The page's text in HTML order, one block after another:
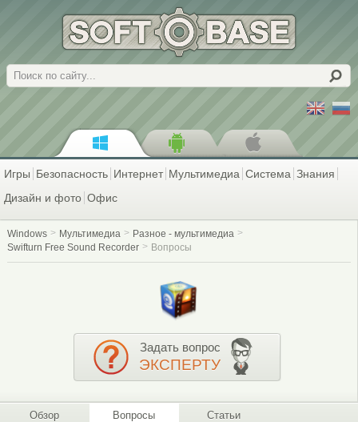
Поиск
Игры Безопасность Интернет Мультимедиа Система Знания
Дизайн и фото Офис
Windows Мультимедиа
Разное - мультимедиа
Swifturn Free Sound Recorder
Вопросы
Задать вопрос
ЭКСПЕРТУ
Обзор Вопросы Статьи